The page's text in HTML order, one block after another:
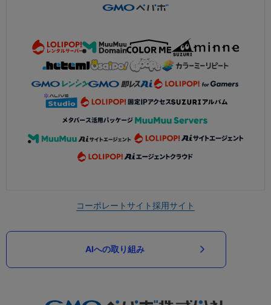
コーポレートサイト採用サイト
AIへの取り組み